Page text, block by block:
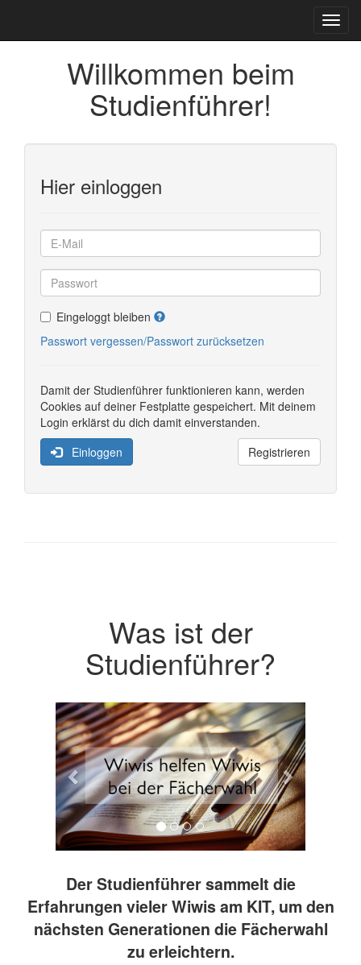
Willkommen beim
Studienführer!
Hier einloggen
Eingeloggt bleiben
Passwort vergessen/Passwort zurücksetzen
Damit der Studienführer funktionieren kann, werden
Cookies auf deiner Festplatte gespeichert. Mit deinem
Login erklärst du dich damit einverstanden.
Einloggen
Registrieren
Was ist der
Studienführer?
Previous Next
Der Studienführer sammelt die
Erfahrungen vieler Wiwis am KIT, um den
nächsten Generationen die Fächerwahl
zu erleichtern.